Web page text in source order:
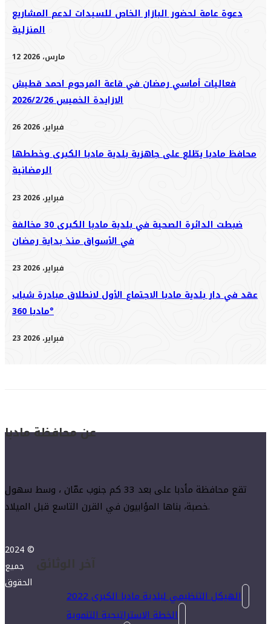
دعوة عامة لحضور البازار الخاص للسيدات لدعم المشاريع
المنزلية
12 مارس، 2026
فعاليات أماسي رمضان في قاعة المرحوم احمد قطيش
الازايدة الخميس 2026/2/26
26 فبراير، 2026
محافظ مادبا يطّلع على جاهزية بلدية مادبا الكبرى وخططها
الرمضانية
23 فبراير، 2026
ضبطت الدائرة الصحية في بلدية مادبا الكبرى 30 مخالفة
في الأسواق منذ بداية رمضان
23 فبراير، 2026
عقد في دار بلدية مادبا الاجتماع الأول لانطلاق مبادرة شباب
مادبا 360°
23 فبراير، 2026
عن محافظة مادبا
تقع محافظة مأدبا على بعد 33 كم جنوب عمّان ، وسط سهول
خصبة، بناها المؤابيون في القرن التاسع قبل الميلاد.
آخر الوثائق
الهيكل التنظيمي لبلدية مادبا الكبرى 2022
الخطة الاستراتيجية التنموية
2024 ©
جميع
الحقوق